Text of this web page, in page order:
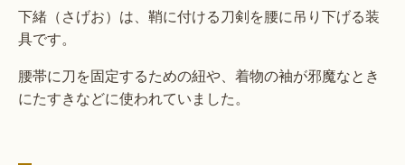
下緒（さげお）は、鞘に付ける刀剣を腰に吊り下げる装
具です。
腰帯に刀を固定するための紐や、着物の袖が邪魔なとき
にたすきなどに使われていました。